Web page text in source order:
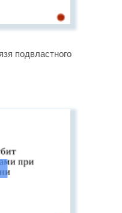
подвластного